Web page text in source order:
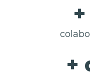
+